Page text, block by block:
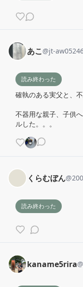
あこ@jt-
読み終わった
確執のある実父と、
不器用な親子、子供
ルした。。。
くらむぼん@
読み終わった
kaname5rira@